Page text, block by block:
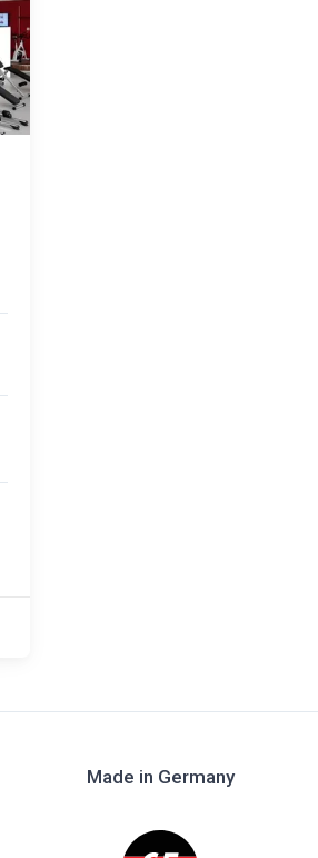
Made in Germany